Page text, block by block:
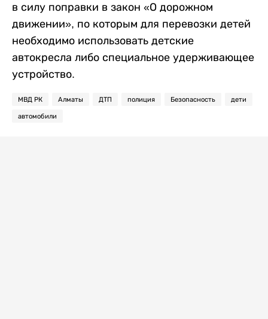
в силу поправки в закон «О дорожном
движении», по которым для перевозки детей
необходимо использовать детские
автокресла либо специальное удерживающее
устройство.
МВД РК Алматы ДТП полиция Безопасность дети
автомобили